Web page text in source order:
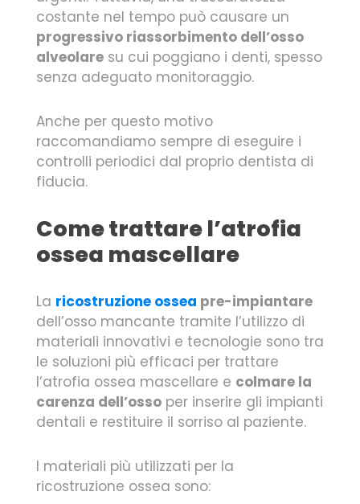
costante nel tempo può causare un
progressivo riassorbimento dell’osso
alveolare su cui poggiano i denti, spesso
senza adeguato monitoraggio.
Anche per questo motivo
raccomandiamo sempre di eseguire i
controlli periodici dal proprio dentista di
fiducia.
Come trattare l’atrofia
ossea mascellare
La ricostruzione ossea pre-impiantare
dell’osso mancante tramite l’utilizzo di
materiali innovativi e tecnologie sono tra
le soluzioni più efficaci per trattare
l’atrofia ossea mascellare e colmare la
carenza dell’osso per inserire gli impianti
dentali e restituire il sorriso al paziente.
I materiali più utilizzati per la
ricostruzione ossea sono: